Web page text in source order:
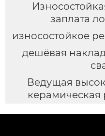
заплата
износостойкое
дешёвая
Ведущая
керамическая